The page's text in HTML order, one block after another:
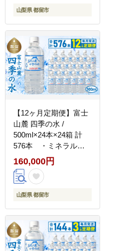
山梨県 都留市
【12ヶ月定期便】富士
山麓 四季の水 /
500ml×24本×24箱 計
576本 ・ミネラルウ
ォーター|水 ペットボト
ル 飲料水 保存水 備蓄
用 防災対策【都留市】
160,000円
山梨県 都留市